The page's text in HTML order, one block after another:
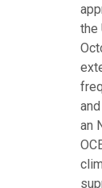
the
an